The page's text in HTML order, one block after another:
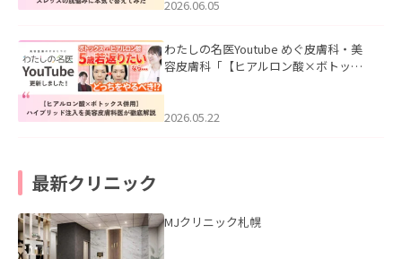
2026.06.05
わたしの名医Youtube めぐ皮膚科・美
容皮膚科「【ヒアルロン酸×ボトック
た。
2026.05.22
最新クリニック
MJクリニック札幌